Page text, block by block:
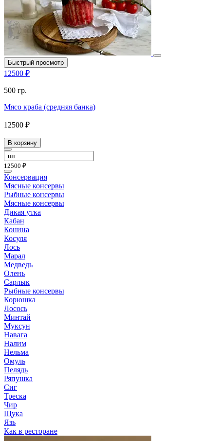
Быстрый просмотр
12500 ₽
500 гр.
Мясо краба (средняя банка)
12500 ₽
В корзину
12500 ₽
Консервация
Мясные консервы
Рыбные консервы
Мясные консервы
Дикая утка
Кабан
Конина
Косуля
Лось
Марал
Медведь
Олень
Сарлык
Рыбные консервы
Корюшка
Лосось
Минтай
Муксун
Навага
Налим
Нельма
Омуль
Пелядь
Ряпушка
Сиг
Треска
Чир
Щука
Язь
Как в ресторане